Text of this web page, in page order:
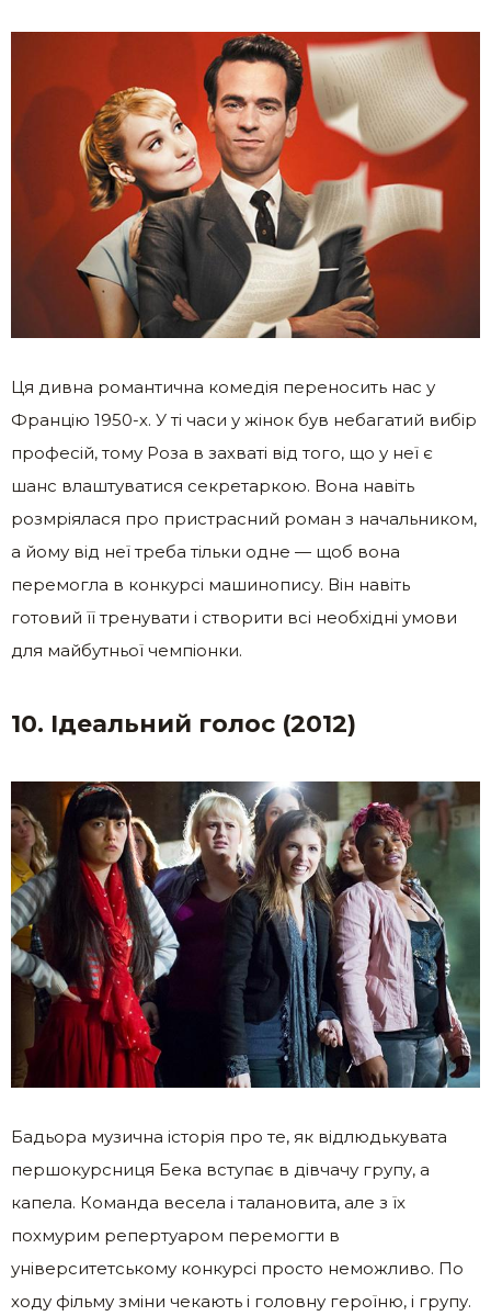
Ця дивна романтична комедія переносить нас у
Францію 1950-х. У ті часи у жінок був небагатий вибір
професій, тому Роза в захваті від того, що у неї є
шанс влаштуватися секретаркою. Вона навіть
розмріялася про пристрасний роман з начальником,
а йому від неї треба тільки одне — щоб вона
перемогла в конкурсі машинопису. Він навіть
готовий її тренувати і створити всі необхідні умови
для майбутньої чемпіонки.
10. Ідеальний голос (2012)
Бадьора музична історія про те, як відлюдькувата
першокурсниця Бека вступає в дівчачу групу, а
капела. Команда весела і талановита, але з їх
похмурим репертуаром перемогти в
університетському конкурсі просто неможливо. По
ходу фільму зміни чекають і головну героїню, і групу.